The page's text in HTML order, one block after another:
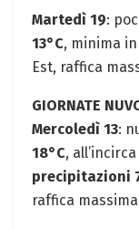
Martedì 19:⁤
13°C, minima⁤
Est, raffica
GIORNATE
Mercoledì 13:
18°C,​
precipitazioni
raffica